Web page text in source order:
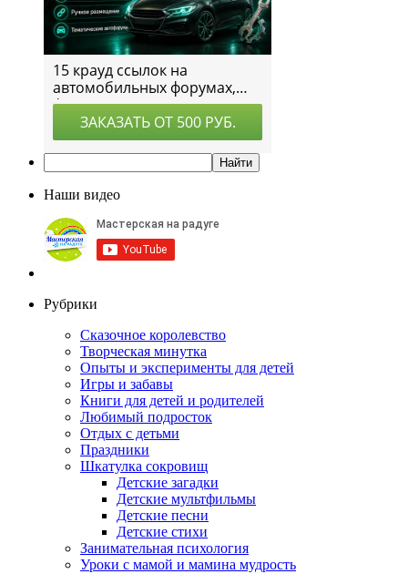
Наши видео
Рубрики
Сказочное королевство
Творческая минутка
Опыты и эксперименты для детей
Игры и забавы
Книги для детей и родителей
Любимый подросток
Отдых с детьми
Праздники
Шкатулка сокровищ
Детские загадки
Детские мультфильмы
Детские песни
Детские стихи
Занимательная психология
Уроки с мамой и мамина мудрость